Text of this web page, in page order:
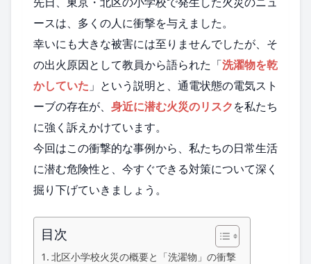
ースは、多くの人に衝撃を与えました。
幸いにも大きな被害には至りませんでしたが、そ
の出火原因として教員から語られた「洗濯物を乾
かしていた 」という説明と、通電状態の電気スト
ーブの存在が、 身近に潜む火災のリスクを私たち
に強く訴えかけています。
今回はこの衝撃的な事例から、私たちの日常生活
に潜む危険性と、今すぐできる対策について深く
掘り下げていきましょう。
目次
北区小学校火災の概要と「洗濯物」の衝撃